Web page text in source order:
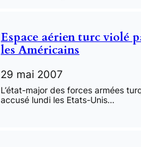
Espace aérien turc violé
les Américains
29 mai 2007
L’état-major des forces armées
accusé lundi les Etats-Unis…